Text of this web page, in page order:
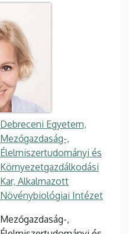
Debreceni Egyetem,
Mezőgazdaság-,
Élelmiszertudományi és
Környezetgazdálkodási
Kar, Alkalmazott
Növénybiológiai Intézet
Mezőgazdaság-,